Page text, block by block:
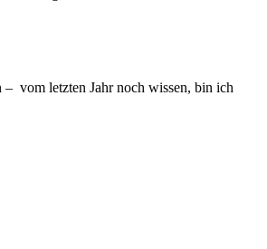
vom letzten Jahr noch wissen, bin ich